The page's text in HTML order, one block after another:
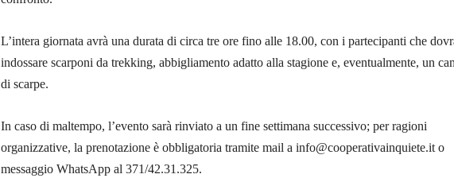
L’intera giornata avrà una durata di circa tre ore fino alle 18.00, con i partecipanti che
indossare scarponi da trekking, abbigliamento adatto alla stagione e, eventualmente, un
di scarpe.
In caso di maltempo, l’evento sarà rinviato a un fine settimana successivo; per ragioni
organizzative, la prenotazione è obbligatoria tramite mail a info@cooperativainquiete.it o
messaggio WhatsApp al 371/42.31.325.